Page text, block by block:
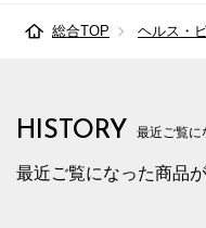
総合TOP ヘルス・
HISTORY 最近ご覧に
最近ご覧になった商品